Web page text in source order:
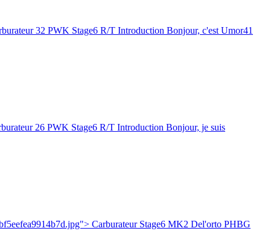
32 PWK Stage6 R/T Introduction Bonjour, c'est Umor41
26 PWK Stage6 R/T Introduction Bonjour, je suis
Carburateur Stage6 MK2 Del'orto PHBG